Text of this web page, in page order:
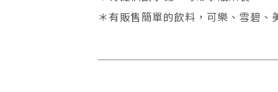
＊有販售簡單的飲料，可樂、雪碧、